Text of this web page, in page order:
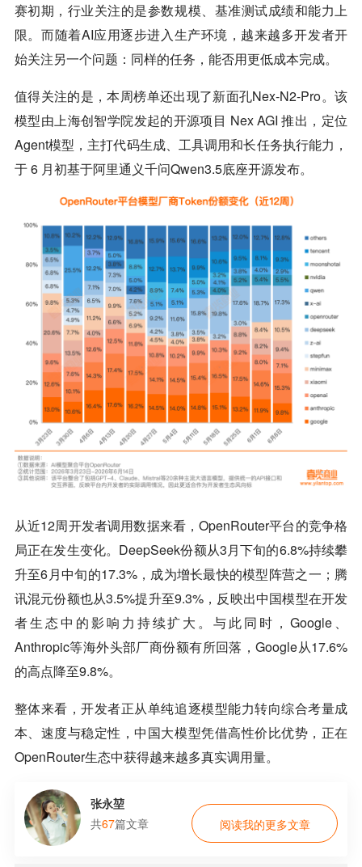
赛初期，行业关注的是参数规模、基准测试成绩和能力上
限。而随着AI应用逐步进入生产环境，越来越多开发者开
始关注另一个问题：同样的任务，能否用更低成本完成。
值得关注的是，本周榜单还出现了新面孔Nex-N2-Pro。该
模型由上海创智学院发起的开源项目 Nex AGI 推出，定位
Agent模型，主打代码生成、工具调用和长任务执行能力，
于 6 月初基于阿里通义千问Qwen3.5底座开源发布。
从近12周开发者调用数据来看，OpenRouter平台的竞争格
局正在发生变化。DeepSeek份额从3月下旬的6.8%持续攀
升至6月中旬的17.3%，成为增长最快的模型阵营之一；腾
讯混元份额也从3.5%提升至9.3%，反映出中国模型在开发
者生态中的影响力持续扩大。与此同时，Google、
Anthropic等海外头部厂商份额有所回落，Google从17.6%
的高点降至9.8%。
整体来看，开发者正从单纯追逐模型能力转向综合考量成
本、速度与稳定性，中国大模型凭借高性价比优势，正在
OpenRouter生态中获得越来越多真实调用量。
张永堃
共67篇文章 阅读我的更多文章